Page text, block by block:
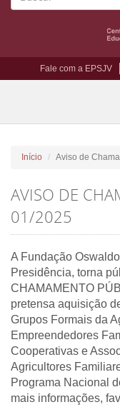
Fale com a EPSJV
Início Aviso de
AVISO DE
01/2025
A Fundação
Presidência, torna
CHAMAMENTO
pretensa aquisição
Grupos Formais da
Empreendedores
Cooperativas e
Agricultores
Programa Nacional
mais informações,